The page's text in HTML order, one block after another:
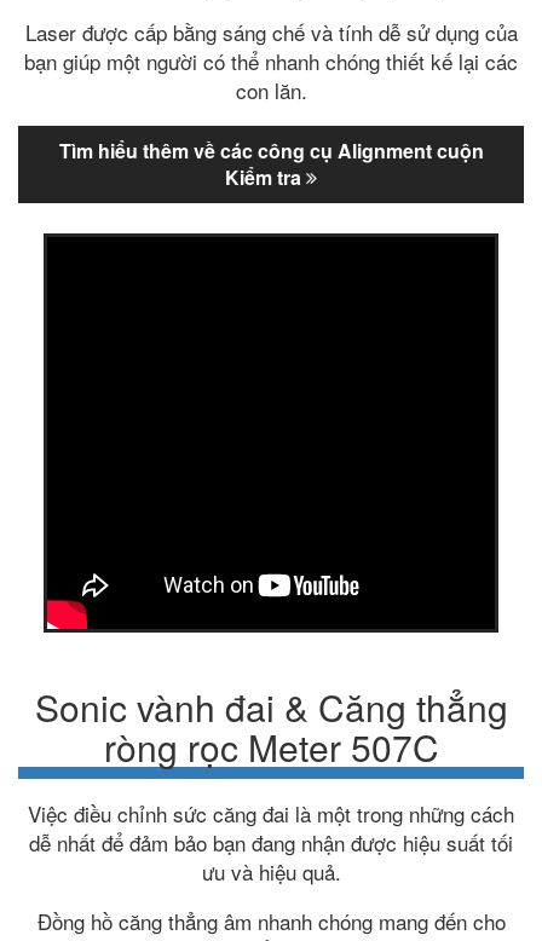
Laser được cấp bằng sáng chế và tính dễ sử dụng của
bạn giúp một người có thể nhanh chóng thiết kế lại các
con lăn.
Tìm hiểu thêm về các công cụ Alignment cuộn
Kiểm tra
Sonic vành đai & Căng thẳng
ròng rọc Meter 507C
Việc điều chỉnh sức căng đai là một trong những cách
dễ nhất để đảm bảo bạn đang nhận được hiệu suất tối
ưu và hiệu quả.
Đồng hồ căng thẳng âm nhanh chóng mang đến cho